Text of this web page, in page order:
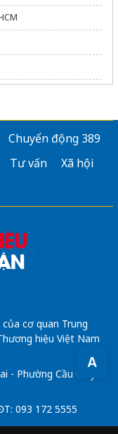
A
Sang Trọng
Chuyển động 389
Tư vấn
Xã hội
cơ quan Trung
hiệu Việt Nam
- Phường Cầu Giấy -
093 172 5555